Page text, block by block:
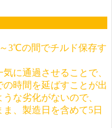
3℃の間でチルド保存す
に通過させることで、
時間を延ばすことが出
な劣化がないので、
、製造日を含めて5日